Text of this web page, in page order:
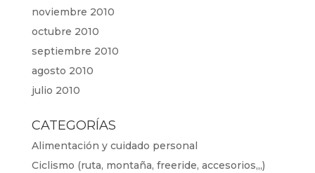
noviembre 2010
octubre 2010
septiembre 2010
agosto 2010
julio 2010
CATEGORÍAS
Alimentación y cuidado personal
Ciclismo (ruta, montaña, freeride, accesorios,,,)